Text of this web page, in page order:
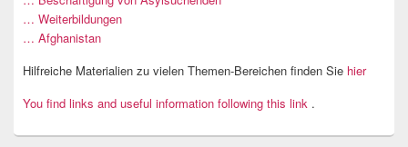
… Weiterbildungen
… Afghanistan
Hilfreiche Materialien zu vielen Themen-Bereichen finden Sie hier
You find links and useful information following this link .